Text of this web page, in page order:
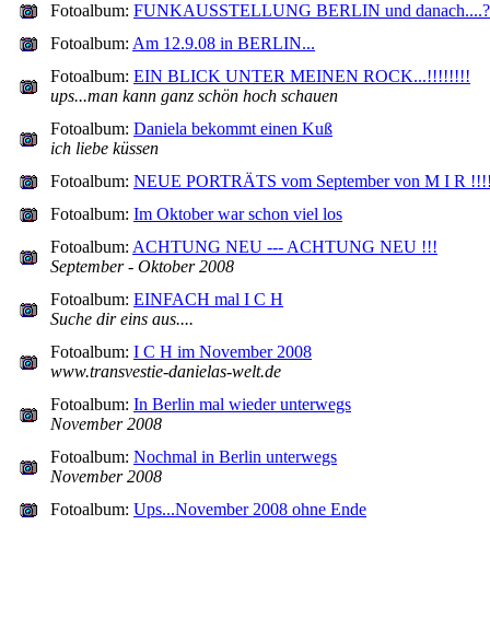
Fotoalbum: FUNKAUSSTELLUNG BERLIN und danach....?
Fotoalbum: Am 12.9.08 in BERLIN...
Fotoalbum: EIN BLICK UNTER MEINEN ROCK...!!!!!!!!
ups...man kann ganz schön hoch schauen
Fotoalbum: Daniela bekommt einen Kuß
ich liebe küssen
Fotoalbum: NEUE PORTRÄTS vom September von M I R
Fotoalbum: Im Oktober war schon viel los
Fotoalbum: ACHTUNG NEU --- ACHTUNG NEU !!!
September - Oktober 2008
Fotoalbum: EINFACH mal I C H
Suche dir eins aus....
Fotoalbum: I C H im November 2008
www.transvestie-danielas-welt.de
Fotoalbum: In Berlin mal wieder unterwegs
November 2008
Fotoalbum: Nochmal in Berlin unterwegs
November 2008
Fotoalbum: Ups...November 2008 ohne Ende